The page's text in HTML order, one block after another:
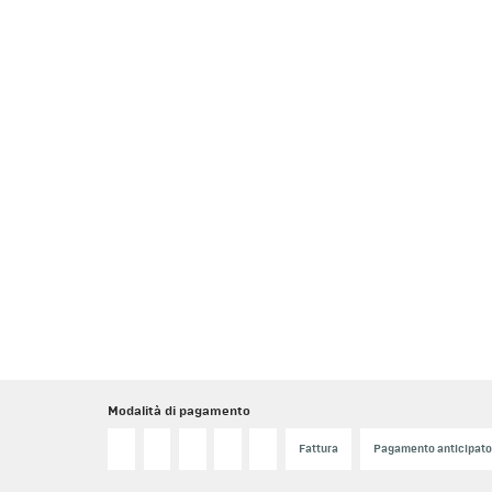
Modalità di pagamento
Fattura Pagamento anticipato